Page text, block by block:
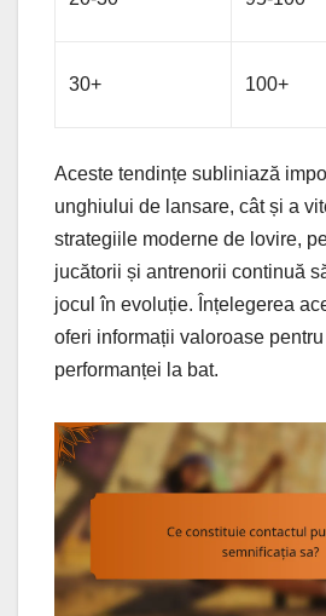
30+ 100+
Aceste tendințe subliniază
unghiului de lansare, cât și a
strategiile moderne de lovire,
jucătorii și antrenorii continuă
jocul în evoluție. Înțelegerea
oferi informații valoroase
performanței la bat.